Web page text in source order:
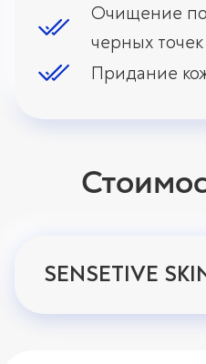
Очищение
черных точек
Придание
SENSETIVE